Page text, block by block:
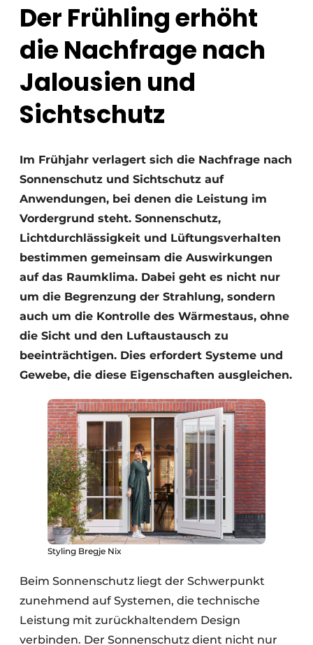
Der Frühling erhöht
die Nachfrage nach
Jalousien und
Sichtschutz
Im Frühjahr verlagert sich die Nachfrage nach
Sonnenschutz und Sichtschutz auf
Anwendungen, bei denen die Leistung im
Vordergrund steht. Sonnenschutz,
Lichtdurchlässigkeit und Lüftungsverhalten
bestimmen gemeinsam die Auswirkungen
auf das Raumklima. Dabei geht es nicht nur
um die Begrenzung der Strahlung, sondern
auch um die Kontrolle des Wärmestaus, ohne
die Sicht und den Luftaustausch zu
beeinträchtigen. Dies erfordert Systeme und
Gewebe, die diese Eigenschaften ausgleichen.
Styling Bregje Nix
Beim Sonnenschutz liegt der Schwerpunkt
zunehmend auf Systemen, die technische
Leistung mit zurückhaltendem Design
verbinden. Der Sonnenschutz dient nicht nur